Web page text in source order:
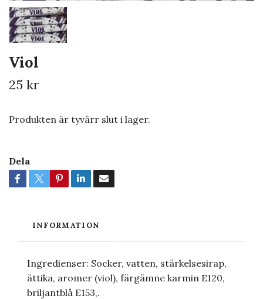
Viol
25 kr
Produkten är tyvärr slut i lager.
Dela
INFORMATION
Ingredienser: Socker, vatten, stärkelsesirap,
ättika, aromer (viol), färgämne karmin E120,
briljantblå E153,.